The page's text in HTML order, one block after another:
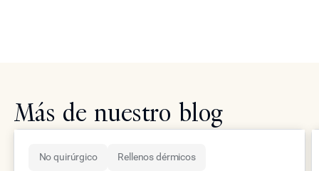
Más de nuestro blog
No quirúrgico Rellenos dérmicos